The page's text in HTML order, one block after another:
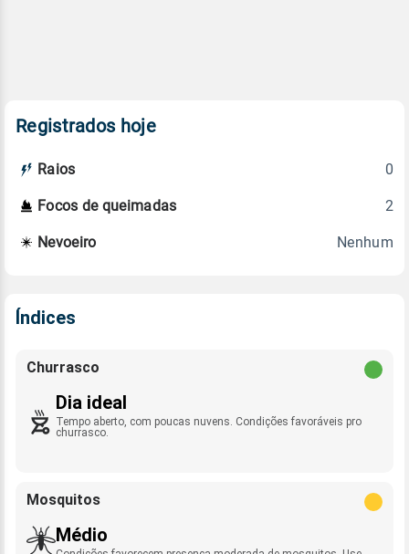
Registrados hoje
Raios 0
Focos de queimadas 2
Nevoeiro Nenhum
Índices
Churrasco
Dia ideal
Tempo aberto, com poucas nuvens. Condições favoráveis pro
churrasco.
Mosquitos
Médio